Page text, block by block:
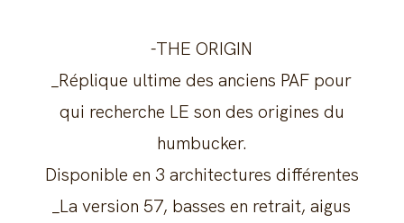
-THE ORIGIN
_Réplique ultime des anciens PAF pour
qui recherche LE son des origines du
humbucker.
Disponible en 3 architectures différentes
_La version 57, basses en retrait, aigus